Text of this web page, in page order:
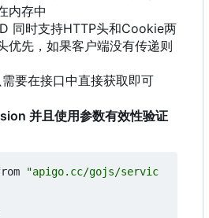
内存中
同时支持HTTP头和Cookie两
优先 ， 如果客户端没有传递则
要在接口中直接获取即可
并且使用参数有效性验证
"apigo.cc/gojs/servic